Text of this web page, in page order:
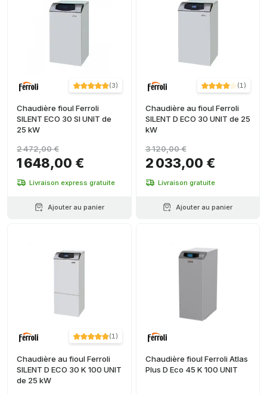
(3)
Chaudière fioul Ferroli
SILENT ECO 30 SI UNIT de
25 kW
1 648,00 €
2 472,00 €
Livraison express gratuite
Ajouter au panier
(1)
Chaudière au fioul Ferroli
SILENT D ECO 30 UNIT de 25
kW
2 033,00 €
3 120,00 €
Livraison gratuite
Ajouter au panier
(1)
Chaudière au fioul Ferroli
SILENT D ECO 30 K 100 UNIT
de 25 kW
Chaudière fioul Ferroli Atlas
Plus D Eco 45 K 100 UNIT